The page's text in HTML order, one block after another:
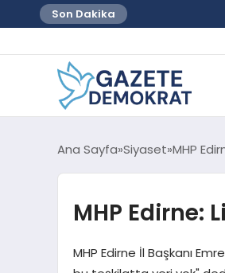
Son Dakika
Ana Sayfa Siyaset MHP
MHP
MHP Edirne İl Başkanı